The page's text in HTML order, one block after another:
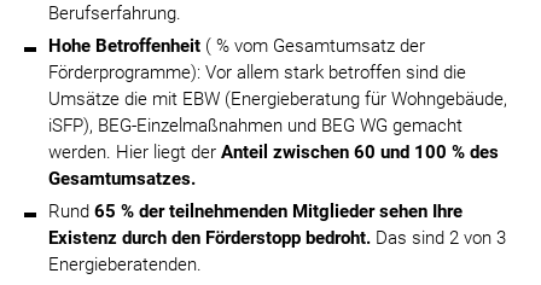
Berufserfahrung.
Hohe Betroffenheit ( % vom Gesamtumsatz der
Förderprogramme): Vor allem stark betroffen sind die
Umsätze die mit EBW (Energieberatung für Wohngebäude,
iSFP), BEG-Einzelmaßnahmen und BEG WG gemacht
werden. Hier liegt der Anteil zwischen 60 und 100 % des
Gesamtumsatzes.
Rund 65 % der teilnehmenden Mitglieder sehen Ihre
Existenz durch den Förderstopp bedroht. Das sind 2 von 3
Energieberatenden.